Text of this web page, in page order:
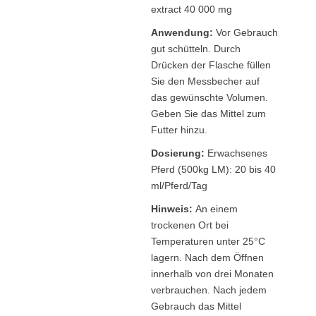
extract 40 000 mg
Anwendung: Vor Gebrauch
gut schütteln. Durch
Drücken der Flasche füllen
Sie den Messbecher auf
das gewünschte Volumen.
Geben Sie das Mittel zum
Futter hinzu.
Dosierung: Erwachsenes
Pferd (500kg LM): 20 bis 40
ml/Pferd/Tag
Hinweis: An einem
trockenen Ort bei
Temperaturen unter 25°C
lagern. Nach dem Öffnen
innerhalb von drei Monaten
verbrauchen. Nach jedem
Gebrauch das Mittel